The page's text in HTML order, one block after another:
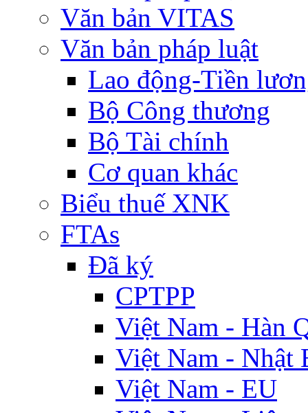
Văn bản VITAS
Văn bản pháp luật
Lao động-Tiền
Bộ Công thương
Bộ Tài chính
Cơ quan khác
Biểu thuế XNK
FTAs
Đã ký
CPTPP
Việt Nam - Hàn
Việt Nam - Nhật
Việt Nam - EU